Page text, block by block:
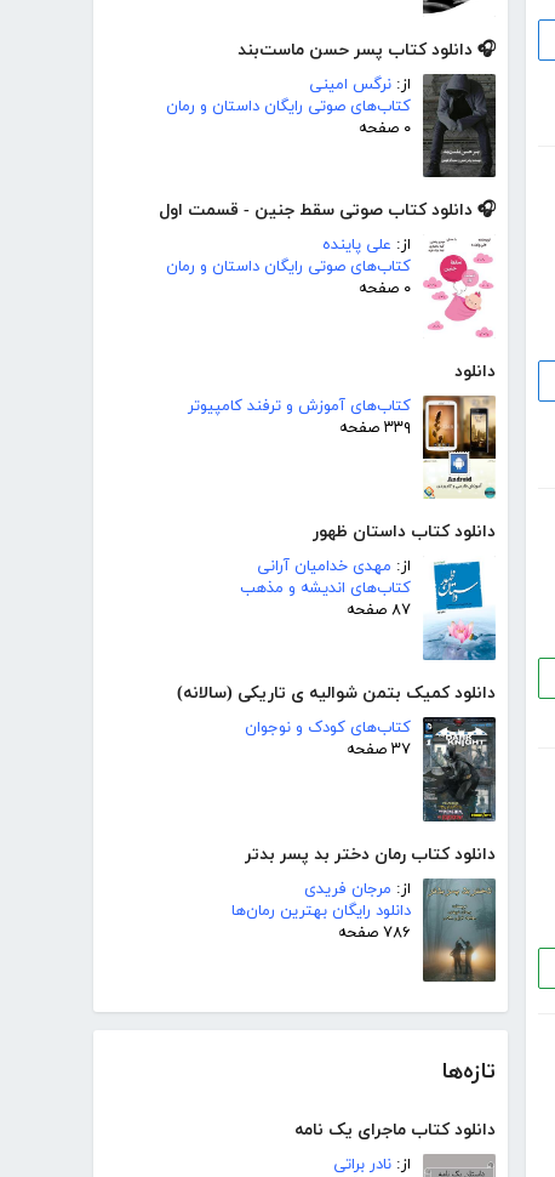
🎧 دانلود کتاب پسر حسن ماست‌بند
از: نرگس امینی
کتاب‌های صوتی رایگان داستان و رمان
۰ صفحه
🎧 دانلود کتاب صوتی سقط جنین - قسمت اول
از: علی پاینده
کتاب‌های صوتی رایگان داستان و رمان
۰ صفحه
دانلود
کتاب‌های آموزش و ترفند کامپیوتر
۳۳۹ صفحه
دانلود کتاب داستان ظهور
از: مهدی خدامیان آرانی
کتاب‌های اندیشه و مذهب
۸۷ صفحه
دانلود کمیک بتمن شوالیه ی تاریکی (سالانه)
کتاب‌های کودک و نوجوان
۳۷ صفحه
دانلود کتاب رمان دختر بد پسر بدتر
از: مرجان فریدی
دانلود رایگان بهترین رمان‌ها
۷۸۶ صفحه
تازه‌ها
دانلود کتاب ماجرای یک نامه
از: نادر براتی